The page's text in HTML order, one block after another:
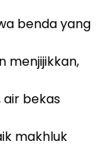
benda yang
menjijikkan,
bekas
makhluk